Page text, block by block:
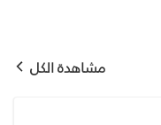
مشاهدة الكل